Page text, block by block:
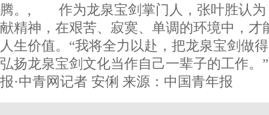
腾。, 作为龙泉宝剑掌门人，张叶胜认为
献精神，在艰苦、寂寞、单调的环境中，才
人生价值。“我将全力以赴，把龙泉宝剑做
弘扬龙泉宝剑文化当作自己一辈子的工作
报·中青网记者 安俐 来源：中国青年报